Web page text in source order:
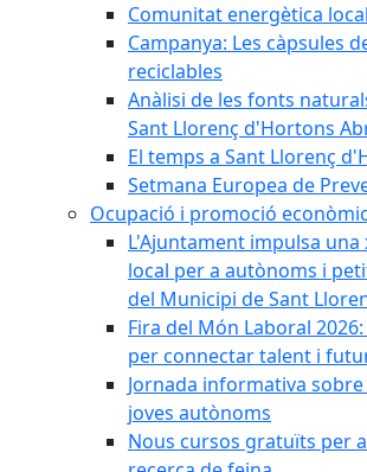
Comunitat energètica local
Campanya: Les càpsules
reciclables
Anàlisi de les fonts
Sant Llorenç d'Hortons
El temps a Sant Llorenç
Setmana Europea de
Ocupació i promoció
L'Ajuntament impulsa
local per a autònoms i
del Municipi de Sant
Fira del Món Laboral
per connectar talent i
Jornada informativa
joves autònoms
Nous cursos gratuïts per